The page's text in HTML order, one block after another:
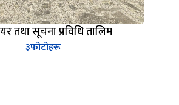
तथा सूचना प्रविधि तालिम
३फोटोहरू